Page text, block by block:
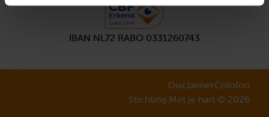
IBAN NL72 RABO 0331260743
DisclaimerColofon
Stichting Met je hart © 2026